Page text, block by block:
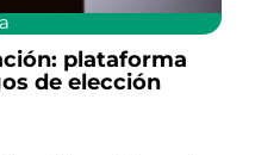
plataforma
de elección